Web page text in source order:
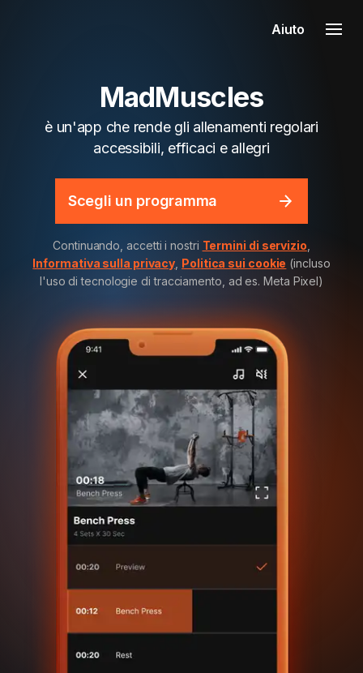
Aiuto
MadMuscles
è un'app che rende gli allenamenti regolari
accessibili, efficaci e allegri
Scegli un programma
Continuando, accetti i nostri Termini di servizio
Informativa sulla privacy Politica sui cookie (incluso
l'uso di tecnologie di tracciamento, ad es. Meta Pixel)